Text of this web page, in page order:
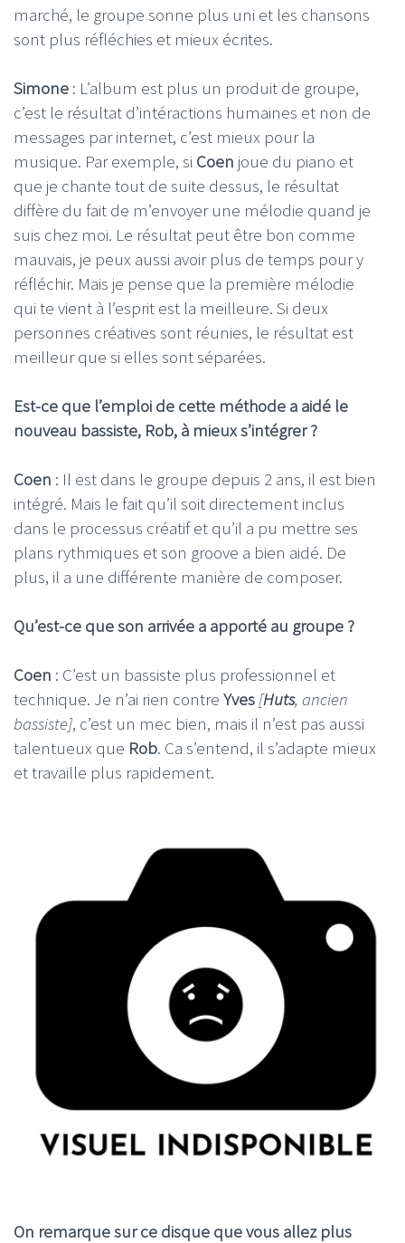
marché, le groupe sonne plus uni et les chansons
sont plus réfléchies et mieux écrites.
Simone : L’album est plus un produit de groupe,
c’est le résultat d’intéractions humaines et non de
messages par internet, c’est mieux pour la
musique. Par exemple, si Coen joue du piano et
que je chante tout de suite dessus, le résultat
diffère du fait de m’envoyer une mélodie quand je
suis chez moi. Le résultat peut être bon comme
mauvais, je peux aussi avoir plus de temps pour y
réfléchir. Mais je pense que la première mélodie
qui te vient à l’esprit est la meilleure. Si deux
personnes créatives sont réunies, le résultat est
meilleur que si elles sont séparées.
Est-ce que l’emploi de cette méthode a aidé le
nouveau bassiste, Rob, à mieux s’intégrer ?
Coen : Il est dans le groupe depuis 2 ans, il est bien
intégré. Mais le fait qu’il soit directement inclus
dans le processus créatif et qu’il a pu mettre ses
plans rythmiques et son groove a bien aidé. De
plus, il a une différente manière de composer.
Qu’est-ce que son arrivée a apporté au groupe ?
Coen : C’est un bassiste plus professionnel et
technique. Je n’ai rien contre Yves [Huts, ancien
bassiste], c’est un mec bien, mais il n’est pas aussi
talentueux que Rob. Ca s’entend, il s’adapte mieux
et travaille plus rapidement.
On remarque sur ce disque que vous allez plus